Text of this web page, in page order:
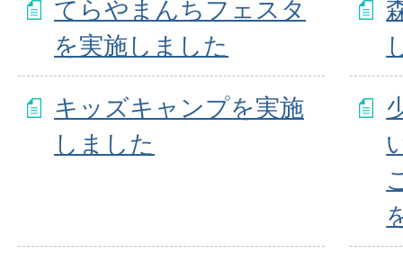
てらやまんちフェスタ
を実施しました
キッズキャンプを実施
しました